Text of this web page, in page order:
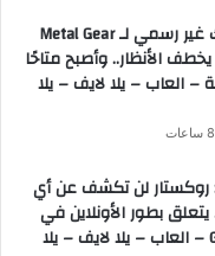
ريميك غير رسمي لـ Metal Gear
Solid يخطف الأنظار.. وأصبح متاحًا
– العاب – يلا لايف – يلا
روكستار لن تكشف عن أي
بطور الأونلاين في
GTA 6 – العاب – يلا لايف – يلا